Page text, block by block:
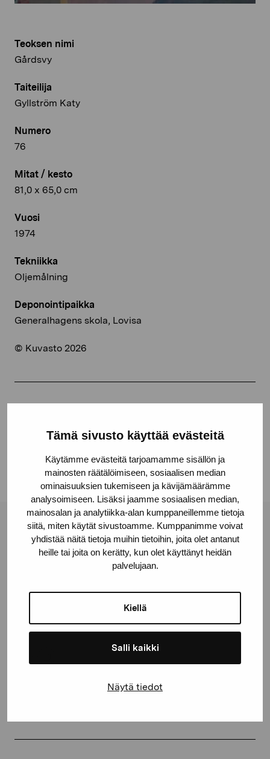
Tämä sivusto käyttää evästeitä
Käytämme evästeitä tarjoamamme sisällön ja
mainosten räätälöimiseen, sosiaalisen median
ominaisuuksien tukemiseen ja kävijämäärämme
analysoimiseen. Lisäksi jaamme sosiaalisen median,
mainosalan ja analytiikka-alan kumppaneillemme tietoja
siitä, miten käytät sivustoamme. Kumppanimme voivat
yhdistää näitä tietoja muihin tietoihin, joita olet antanut
heille tai joita on kerätty, kun olet käyttänyt heidän
palvelujaan.
Kiellä
Salli kaikki
Näytä tiedot
Teoksen nimi
Gårdsvy
Taiteilija
Gyllström Katy
Numero
76
Mitat / kesto
81,0 x 65,0 cm
Vuosi
1974
Tekniikka
Oljemålning
Deponointipaikka
Generalhagens skola, Lovisa
© Kuvasto 2026
Facebook
Pro Artibus -säätiö
Kustaa Vaasan katu 11
+358 (0)50 371 6339